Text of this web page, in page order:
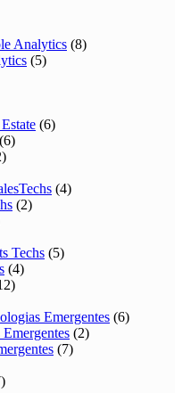
Analytics (8)
(5)
(6)
(6)
(4)
(2)
Techs (5)
(4)
Emergentes (6)
(2)
(7)